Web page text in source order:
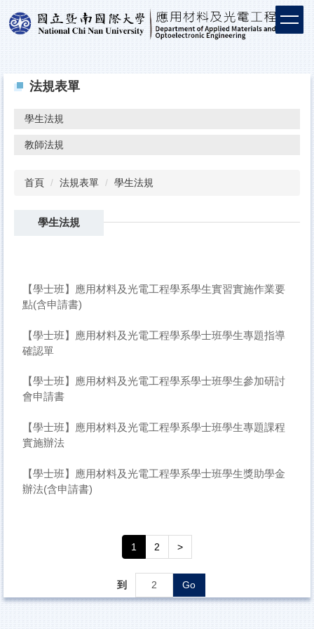
法規表單
學生法規
教師法規
首頁 法規表單 學生法規
學生法規
【學士班】應用材料及光電工程學系學生實習實施作業要
點(含申請書)
【學士班】應用材料及光電工程學系學士班學生專題指導
確認單
【學士班】應用材料及光電工程學系學士班學生參加研討
會申請書
【學士班】應用材料及光電工程學系學士班學生專題課程
實施辦法
【學士班】應用材料及光電工程學系學士班學生獎助學金
辦法(含申請書)
1 2 >
到 Go